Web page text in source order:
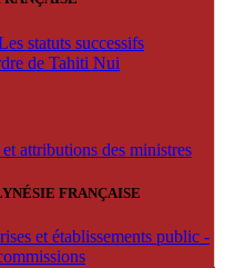
statuts successifs
de Tahiti Nui
attributions des ministres
FRANÇAISE
et établissements public -